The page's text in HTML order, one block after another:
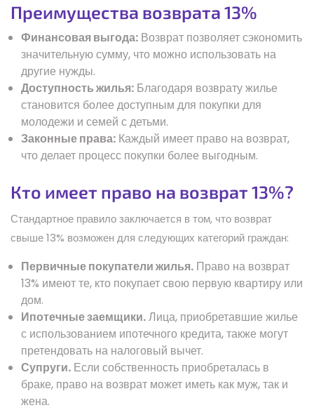
Преимущества возврата 13%
Финансовая выгода: Возврат позволяет сэкономить
значительную сумму, что можно использовать на
другие нужды.
Доступность жилья: Благодаря возврату жилье
становится более доступным для покупки для
молодежи и семей с детьми.
Законные права: Каждый имеет право на возврат,
что делает процесс покупки более выгодным.
Кто имеет право на возврат 13%?
Стандартное правило заключается в том, что возврат
свыше 13% возможен для следующих категорий граждан:
Первичные покупатели жилья. Право на возврат
13% имеют те, кто покупает свою первую квартиру или
дом.
Ипотечные заемщики.Лица, приобретавшие жилье
с использованием ипотечного кредита, также могут
претендовать на налоговый вычет.
Супруги. Если собственность приобреталась в
браке, право на возврат может иметь как муж, так и
жена.